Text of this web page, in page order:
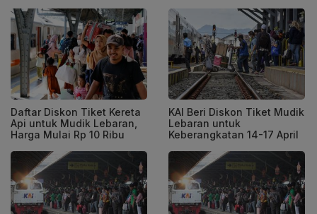
Daftar Diskon Tiket Kereta
Api untuk Mudik Lebaran,
Harga Mulai Rp 10 Ribu
KAI Beri Diskon Tiket Mudik
Lebaran untuk
Keberangkatan 14-17 April